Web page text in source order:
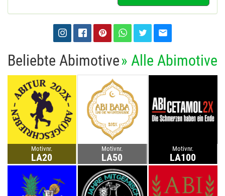
Beliebte Abimotive» Alle Abimotive
Motivnr.
LA20
Motivnr.
LA50
Motivnr.
LA100